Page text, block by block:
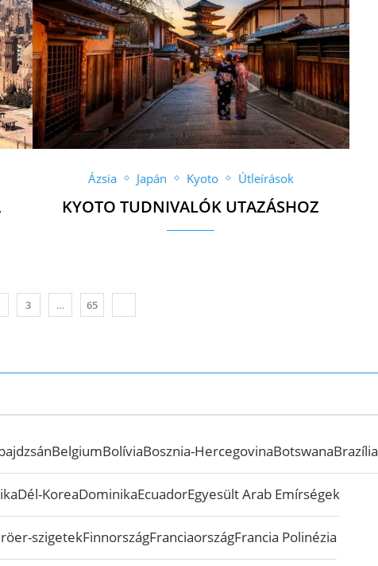
Ázsia Japán Kyoto Útleírások
KYOTO TUDNIVALÓK UTAZÁSHOZ
3 … 65
BelgiumBolíviaBosznia-HercegovinaBotswanaBrazília
Dél-KoreaDominikaEcuadorEgyesült Arab Emírségek
szigetekFinnországFranciaországFrancia Polinézia